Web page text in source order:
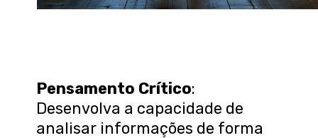
Pensamento Crítico:
Desenvolva a capacidade de
analisar informações de forma